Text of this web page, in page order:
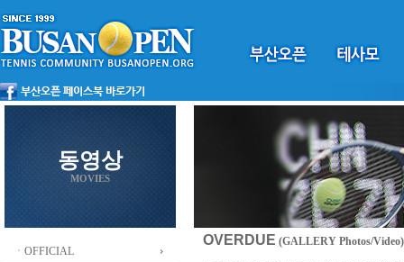
동영상
MOVIES
ㆍOFFICIAL
OVERDUE (GALLERY Photos/Video)